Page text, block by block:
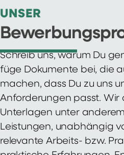
UNSER
Schreib uns, warum Du
füge Dokumente bei, die
machen, dass Du zu uns
Anforderungen passt. Wir
Unterlagen unter
Leistungen, unabhängig
relevante Arbeits- bzw.